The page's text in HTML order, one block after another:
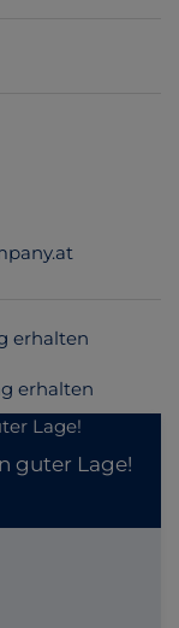
erhalten
erhalten
guter Lage!